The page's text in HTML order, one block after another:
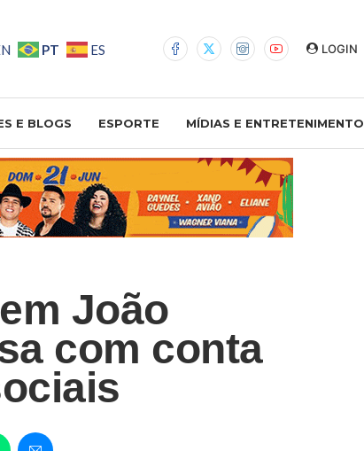
PT ES LOGIN
E BLOGS ESPORTE MÍDIAS E ENTRETENIMENTO
João
com conta